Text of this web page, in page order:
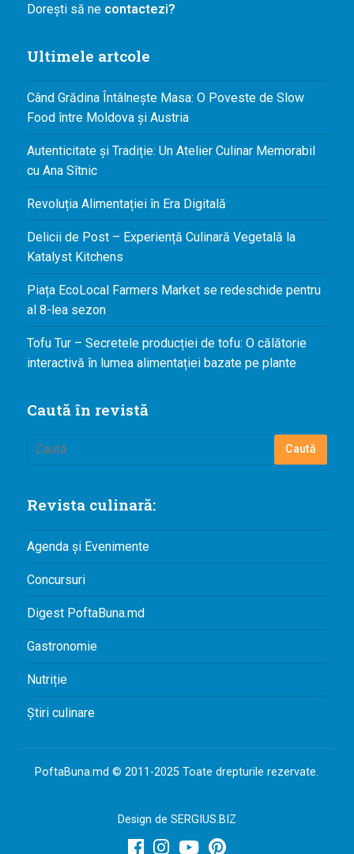
Dorești să necontactezi?
Ultimele artcole
Când Grădina Întâlnește Masa: O Poveste de Slow
Food între Moldova și Austria
Autenticitate și Tradiție: Un Atelier Culinar Memorabil
cu Ana Sîtnic
Revoluția Alimentației în Era Digitală
Delicii de Post – Experiență Culinară Vegetală la
Katalyst Kitchens
Piața EcoLocal Farmers Market se redeschide pentru
al 8-lea sezon
Tofu Tur – Secretele producției de tofu: O călătorie
interactivă în lumea alimentației bazate pe plante
Caută în revistă
Revista culinară:
Agenda și Evenimente
Concursuri
Digest PoftaBuna.md
Gastronomie
Nutriție
Știri culinare
PoftaBuna.md © 2011-2025 Toate drepturile rezervate.
Design de SERGIUS.BIZ